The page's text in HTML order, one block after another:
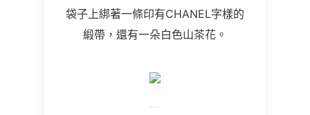
袋子上綁著一條印有CHANEL字樣的
緞帶，還有一朵白色山茶花。